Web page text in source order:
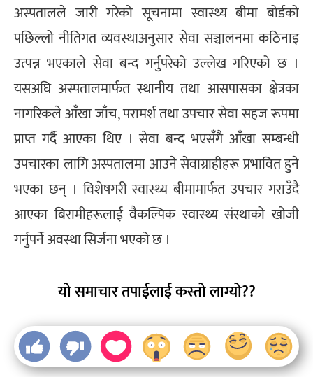
अस्पतालले जारी गरेको सूचनामा स्वास्थ्य बीमा बोर्डको
पछिल्लो नीतिगत व्यवस्थाअनुसार सेवा सञ्चालनमा कठिनाइ
उत्पन्न भएकाले सेवा बन्द गर्नुपरेको उल्लेख गरिएको छ ।
यसअघि अस्पतालमार्फत स्थानीय तथा आसपासका क्षेत्रका
नागरिकले आँखा जाँच, परामर्श तथा उपचार सेवा सहज रूपमा
प्राप्त गर्दै आएका थिए । सेवा बन्द भएसँगै आँखा सम्बन्धी
उपचारका लागि अस्पतालमा आउने सेवाग्राहीहरू प्रभावित हुने
भएका छन् । विशेषगरी स्वास्थ्य बीमामार्फत उपचार गराउँदै
आएका बिरामीहरूलाई वैकल्पिक स्वास्थ्य संस्थाको खोजी
गर्नुपर्ने अवस्था सिर्जना भएको छ ।
यो समाचार तपाईलाई कस्तो लाग्यो??